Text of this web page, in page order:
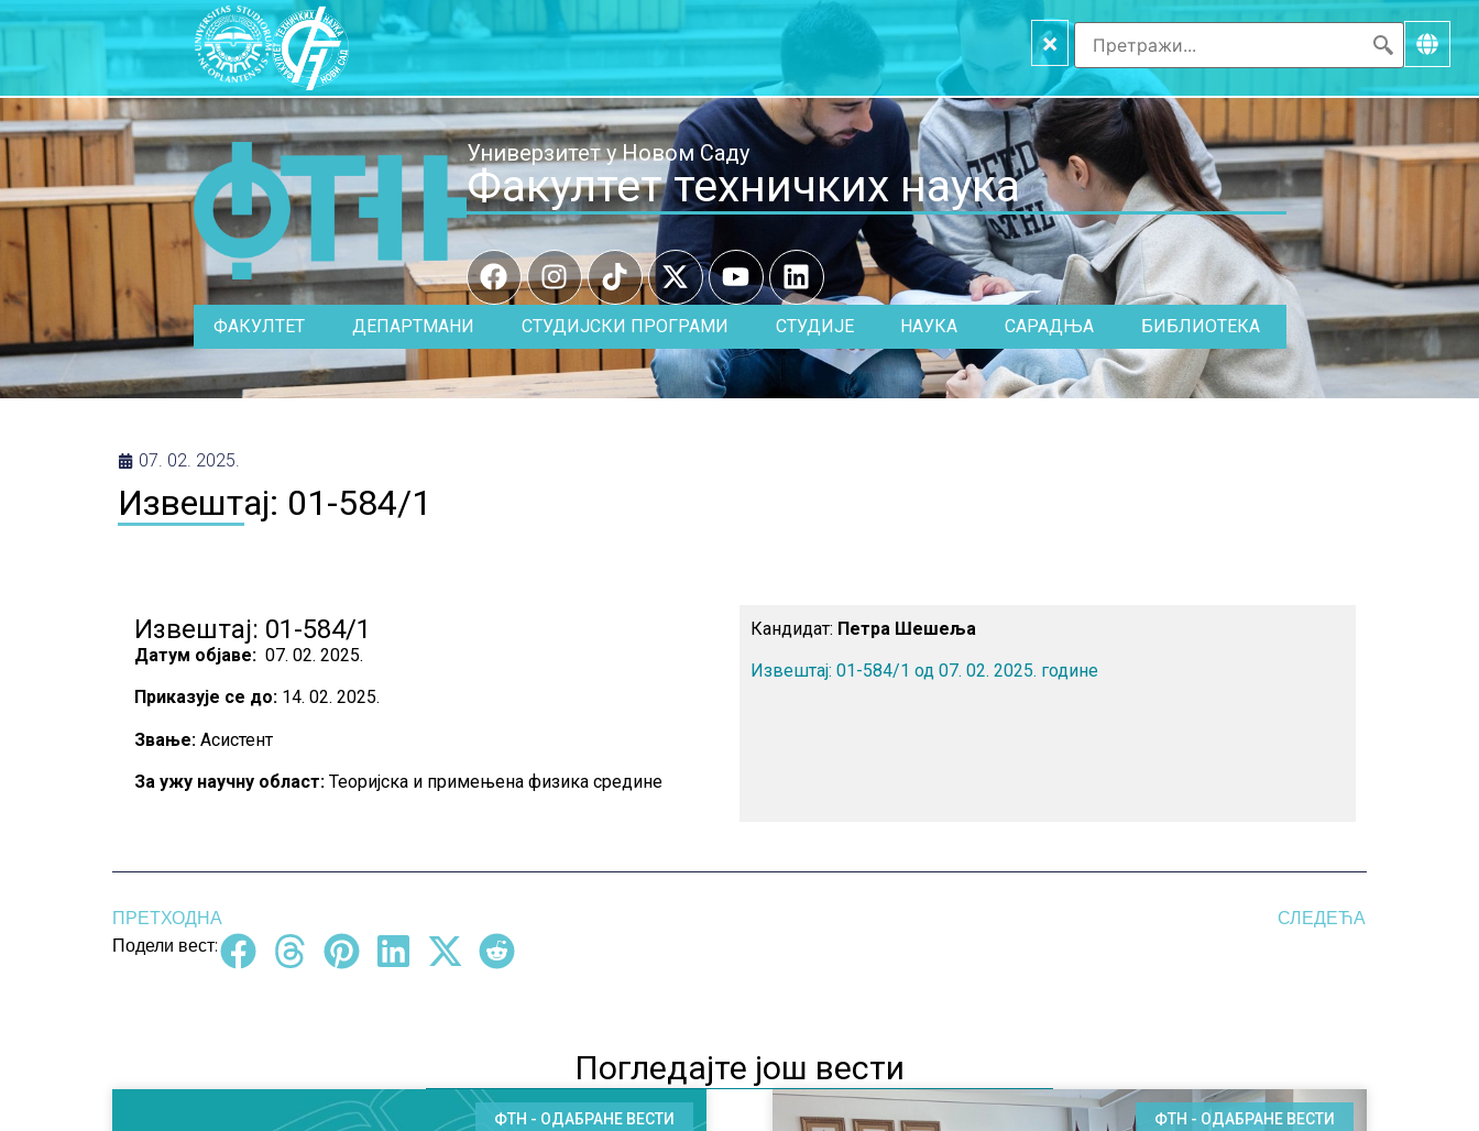
×
Универзитет у Новом Саду
Факултет техничких наука
ФАКУЛТЕТ ДЕПАРТМАНИ СТУДИЈСКИ ПРОГРАМИ СТУДИЈЕ НАУКА САРАДЊА БИБЛИОТЕКА
07. 02. 2025.
Извештај: 01-584/1
Извештај: 01-584/1
Датум објаве: 07. 02. 2025.
Приказује се до: 14. 02. 2025.
Звање: Асистент
За ужу научну област: Теоријска и примењена физика средине
Кандидат: Петра Шешеља
Извештај: 01-584/1 од 07. 02. 2025. године
ПРЕТХОДНА
СЛЕДЕЋА
Подели вест:
Погледајте још вести
ФТН - ОДАБРАНЕ ВЕСТИ ФТН - ОДАБРАНЕ ВЕСТИ